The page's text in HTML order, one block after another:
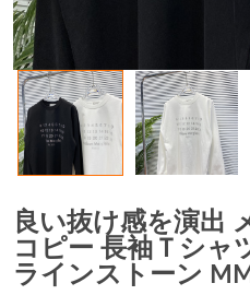
良い抜け感を演出
コピー 長袖Ｔシャ
ラインストーン